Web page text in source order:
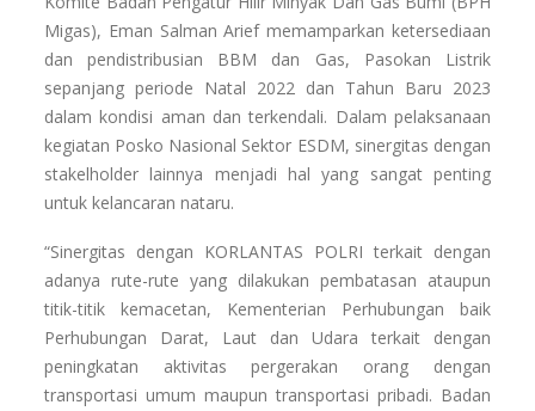
Migas), Eman Salman Arief memamparkan ketersediaan
dan pendistribusian BBM dan Gas, Pasokan Listrik
sepanjang periode Natal 2022 dan Tahun Baru 2023
dalam kondisi aman dan terkendali. Dalam pelaksanaan
kegiatan Posko Nasional Sektor ESDM, sinergitas dengan
stakelholder lainnya menjadi hal yang sangat penting
untuk kelancaran nataru.
“Sinergitas dengan KORLANTAS POLRI terkait dengan
adanya rute-rute yang dilakukan pembatasan ataupun
titik-titik kemacetan, Kementerian Perhubungan baik
Perhubungan Darat, Laut dan Udara terkait dengan
peningkatan aktivitas pergerakan orang dengan
transportasi umum maupun transportasi pribadi. Badan